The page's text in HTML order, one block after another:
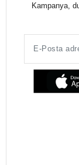
Kampanya,